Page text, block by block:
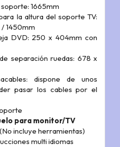
1665mm
la altura del soporte TV:
/ 1450mm
DVD: 250 x 404mm con
separación ruedas: 678 x
dispone de unos
pasar los cables por el
para monitor/TV
incluye herramientas)
multi idiomas